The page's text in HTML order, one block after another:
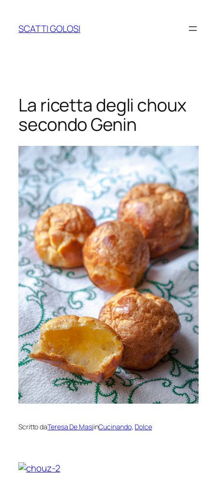
contenuto
SCATTI GOLOSI
La ricetta degli choux
secondo Genin
Scritto daTeresa De MasiinCucinando, Dolce